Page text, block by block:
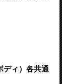
ディ）各共通